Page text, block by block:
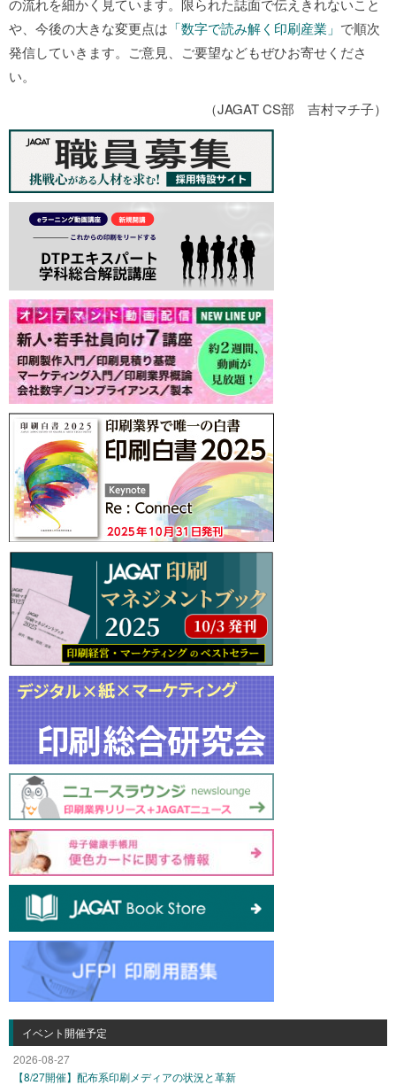
や、今後の大きな変更点は 「数字で読み解く印刷産業」 で順次
発信していきます。ご意見、ご要望などもぜひお寄せくださ
い。
（JAGAT CS部 吉村マチ子）
イベント開催予定
2026-08-27
【8/27開催】配布系印刷メディアの状況と革新